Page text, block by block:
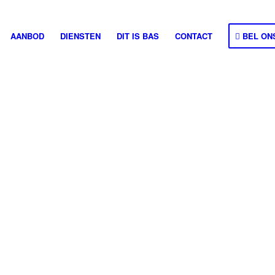
AANBOD DIENSTEN DIT IS BAS CONTACT BEL